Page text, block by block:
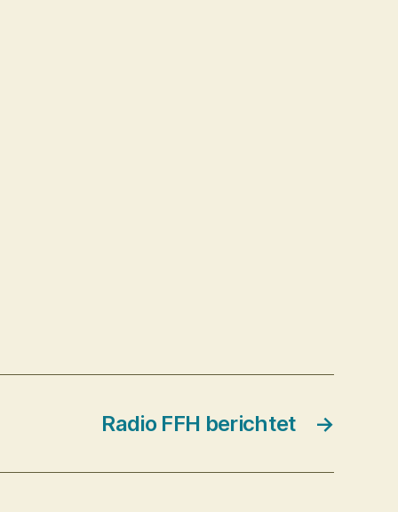
→
Radio FFH berichtet